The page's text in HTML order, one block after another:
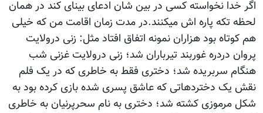
اگر خدا نخواسته کسی در بین شان ادعای بینای کند در همان
لحظه تکه پاره اش میکنند.در مدت زمان اقامت من که خیلی
هم کوتاه بود هزاران نمونه اتفاق افتاد مثل: زنی درولایت
پروان دردره غوربند تیرباران شد؛ زنی درولایت غزنی شب
هنگام سربریده شد؛ دختری فقط به خاطری که در یک فلم
نقش یک دختردهاتی که عاشق پسری شده بازی کرده بود به
شکل مرموزی کشته شد؛ دختری به نام سحرپرنیان به خاطری